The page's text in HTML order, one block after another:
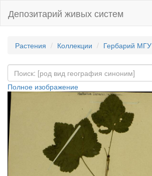
Депозитарий живых систем
Растения Коллекции Гербарий МГУ
Полное изображение